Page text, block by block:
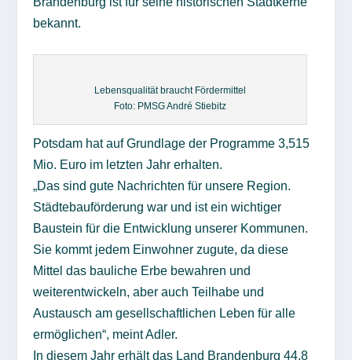
bekannt.
Lebensqualität braucht Fördermittel
Foto: PMSG André Stiebitz
Potsdam hat auf Grundlage der Programme 3,515
Mio. Euro im letzten Jahr erhalten.
„Das sind gute Nachrichten für unsere Region.
Städtebauförderung war und ist ein wichtiger
Baustein für die Entwicklung unserer Kommunen.
Sie kommt jedem Einwohner zugute, da diese
Mittel das bauliche Erbe bewahren und
weiterentwickeln, aber auch Teilhabe und
Austausch am gesellschaftlichen Leben für alle
ermöglichen“, meint Adler.
In diesem Jahr erhält das Land Brandenburg 44,8